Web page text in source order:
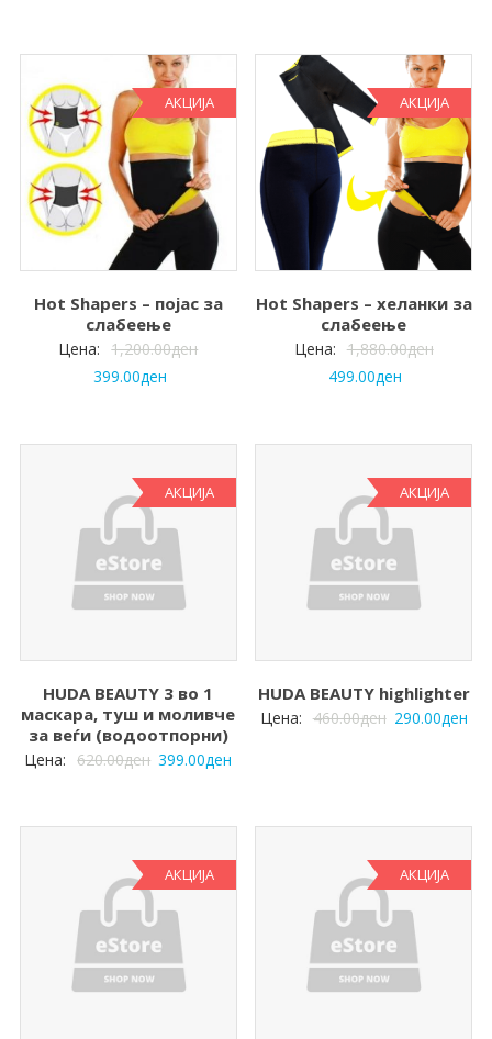
АКЦИЈА
Hot Shapers – појас за
слабеење
Цена: 1,200.00ден
399.00ден
АКЦИЈА
Hot Shapers – хеланки за
слабеење
Цена: 1,880.00ден
499.00ден
АКЦИЈА
HUDA BEAUTY 3 во 1
маскара, туш и моливче
за веѓи (водоотпорни)
Цена: 620.00ден 399.00ден
АКЦИЈА
HUDA BEAUTY highlighter
Цена: 460.00ден 290.00ден
АКЦИЈА АКЦИЈА